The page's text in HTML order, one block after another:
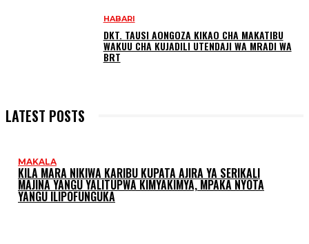
HABARI
DKT. TAUSI AONGOZA KIKAO CHA MAKATIBU
WAKUU CHA KUJADILI UTENDAJI WA MRADI WA
BRT
LATEST POSTS
MAKALA
KILA MARA NIKIWA KARIBU KUPATA AJIRA YA SERIKALI
MAJINA YANGU YALITUPWA KIMYAKIMYA, MPAKA NYOTA
YANGU ILIPOFUNGUKA